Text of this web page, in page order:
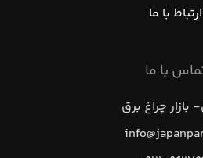
ارتباط با ما
با ما
بازار چراغ برق